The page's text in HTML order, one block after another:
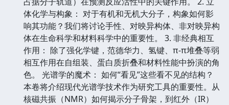
体化学与构象： 对于有机和无机大分子，构象如何影
响其功能？我们将讨论手性、对映异构体、非对映异构
体在生命科学和材料科学中的重要性。 3. 非经典相互
作用： 除了强化学键，范德华力、氢键、π-π堆叠等弱
相互作用在自组装、蛋白质折叠和材料性能中扮演的角
色。 光谱学的魔术： 如何“看见”这些看不见的结构？
本卷将介绍现代光谱学技术作为研究工具的重要性。从
核磁共振（NMR）如何揭示分子骨架，到红外（IR）